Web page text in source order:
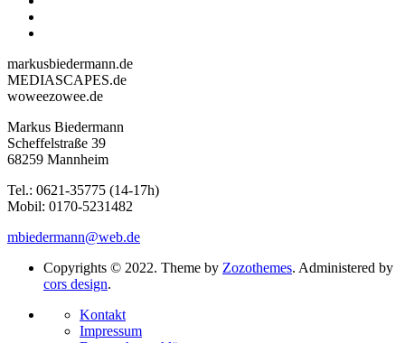
markusbiedermann.de
MEDIASCAPES.de
woweezowee.de
Markus Biedermann
Scheffelstraße 39
68259 Mannheim
Tel.: 0621-35775 (14-17h)
Mobil: 0170-5231482
mbiedermann@web.de
Copyrights © 2022. Theme by Zozothemes. Administered by
cors design.
Kontakt
Impressum